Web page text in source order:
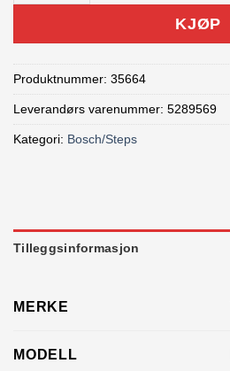
KJØP
Produktnummer: 35664
Leverandørs varenummer: 5289569
Kategori: Bosch/Steps
Tilleggsinformasjon
MERKE
MODELL